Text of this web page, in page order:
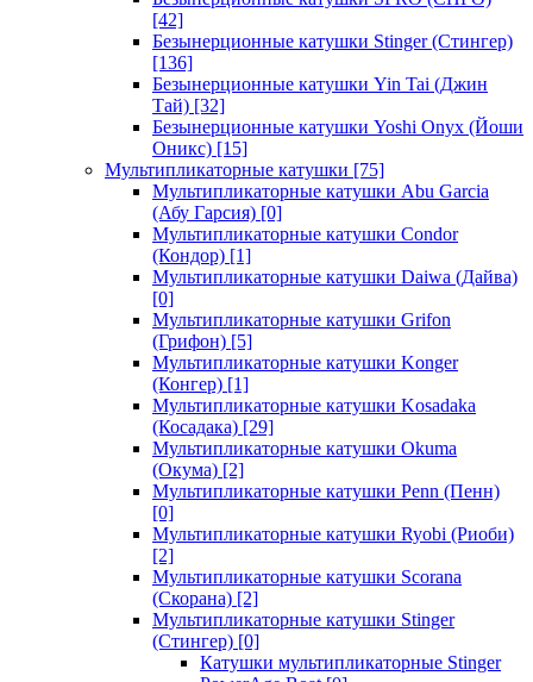
[42]
Безынерционные катушки Stinger (Стингер)
[136]
Безынерционные катушки Yin Tai (Джин
Тай) [32]
Безынерционные катушки Yoshi Onyx (Йоши
Оникс) [15]
Мультипликаторные катушки [75]
Мультипликаторные катушки Abu Garcia
(Абу Гарсия) [0]
Мультипликаторные катушки Condor
(Кондор) [1]
Мультипликаторные катушки Daiwa (Дайва)
[0]
Мультипликаторные катушки Grifon
(Грифон) [5]
Мультипликаторные катушки Konger
(Конгер) [1]
Мультипликаторные катушки Kosadaka
(Косадака) [29]
Мультипликаторные катушки Okuma
(Окума) [2]
Мультипликаторные катушки Penn (Пенн)
[0]
Мультипликаторные катушки Ryobi (Риоби)
[2]
Мультипликаторные катушки Scorana
(Скорана) [2]
Мультипликаторные катушки Stinger
(Стингер) [0]
Катушки мультипликаторные Stinger